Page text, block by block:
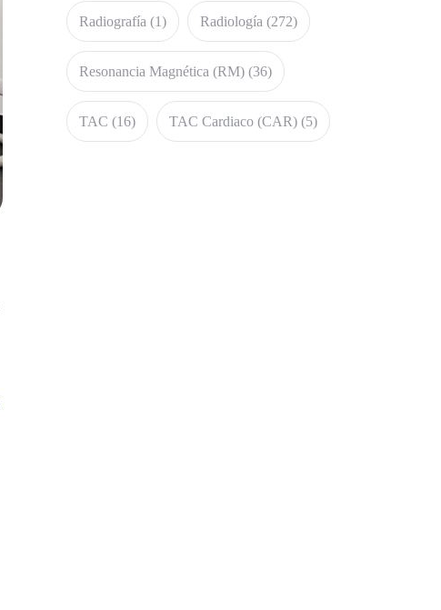
Radiografía (1) Radiología (272)
Resonancia Magnética (RM) (36)
TAC (16) TAC Cardiaco (CAR) (5)